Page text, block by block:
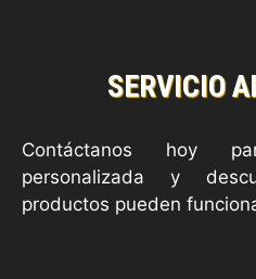
SERVICIO
Contáctanos hoy
personalizada y
productos pueden